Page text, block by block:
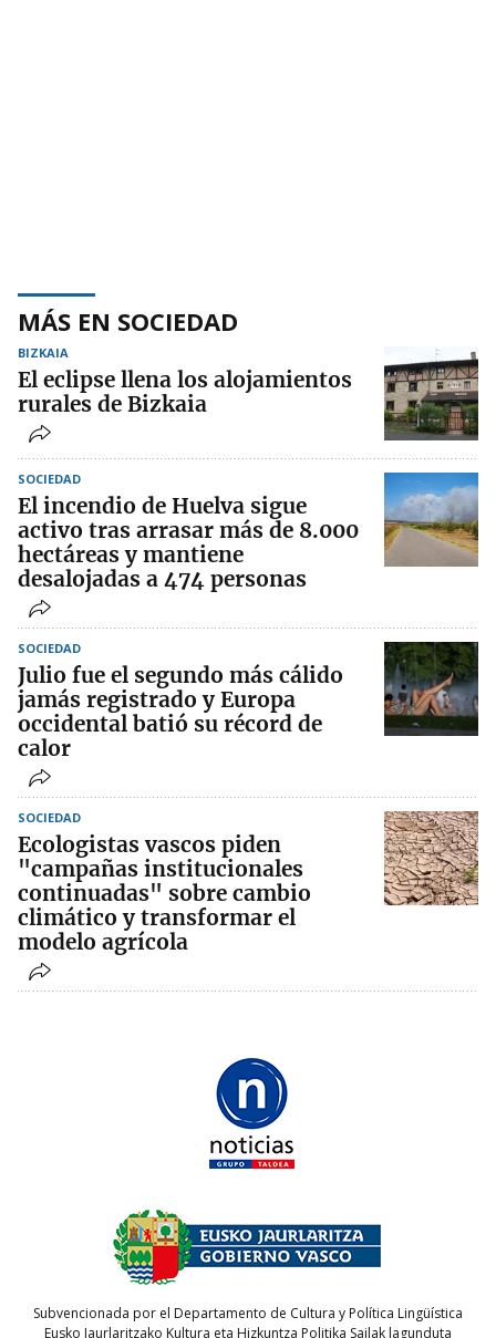
MÁS EN SOCIEDAD
BIZKAIA
El eclipse llena los alojamientos
rurales de Bizkaia
SOCIEDAD
El incendio de Huelva sigue
activo tras arrasar más de 8.000
hectáreas y mantiene
desalojadas a 474 personas
SOCIEDAD
Julio fue el segundo más cálido
jamás registrado y Europa
occidental batió su récord de
calor
SOCIEDAD
Ecologistas vascos piden
"campañas institucionales
continuadas" sobre cambio
climático y transformar el
modelo agrícola
Subvencionada por el Departamento de Cultura y Política Lingüística
Eusko Jaurlaritzako Kultura eta Hizkuntza Politika Sailak lagunduta